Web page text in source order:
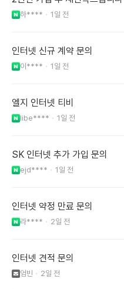
하**** 1일 전
인터넷 신규 계약 문의
이**** 1일 전
엘지 인터넷 티비
libe**** 1일 전
SK 인터넷 추가 가입 문의
ejd**** 1일 전
인터넷 약정 만료 문의
라**** 2일 전
인터넷 견적 문의
엄빈 2일 전